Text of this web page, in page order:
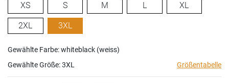
XS S M L XL
2XL 3XL
Gewählte Farbe: whiteblack (weiss)
Gewählte Größe:3XL Größentabelle